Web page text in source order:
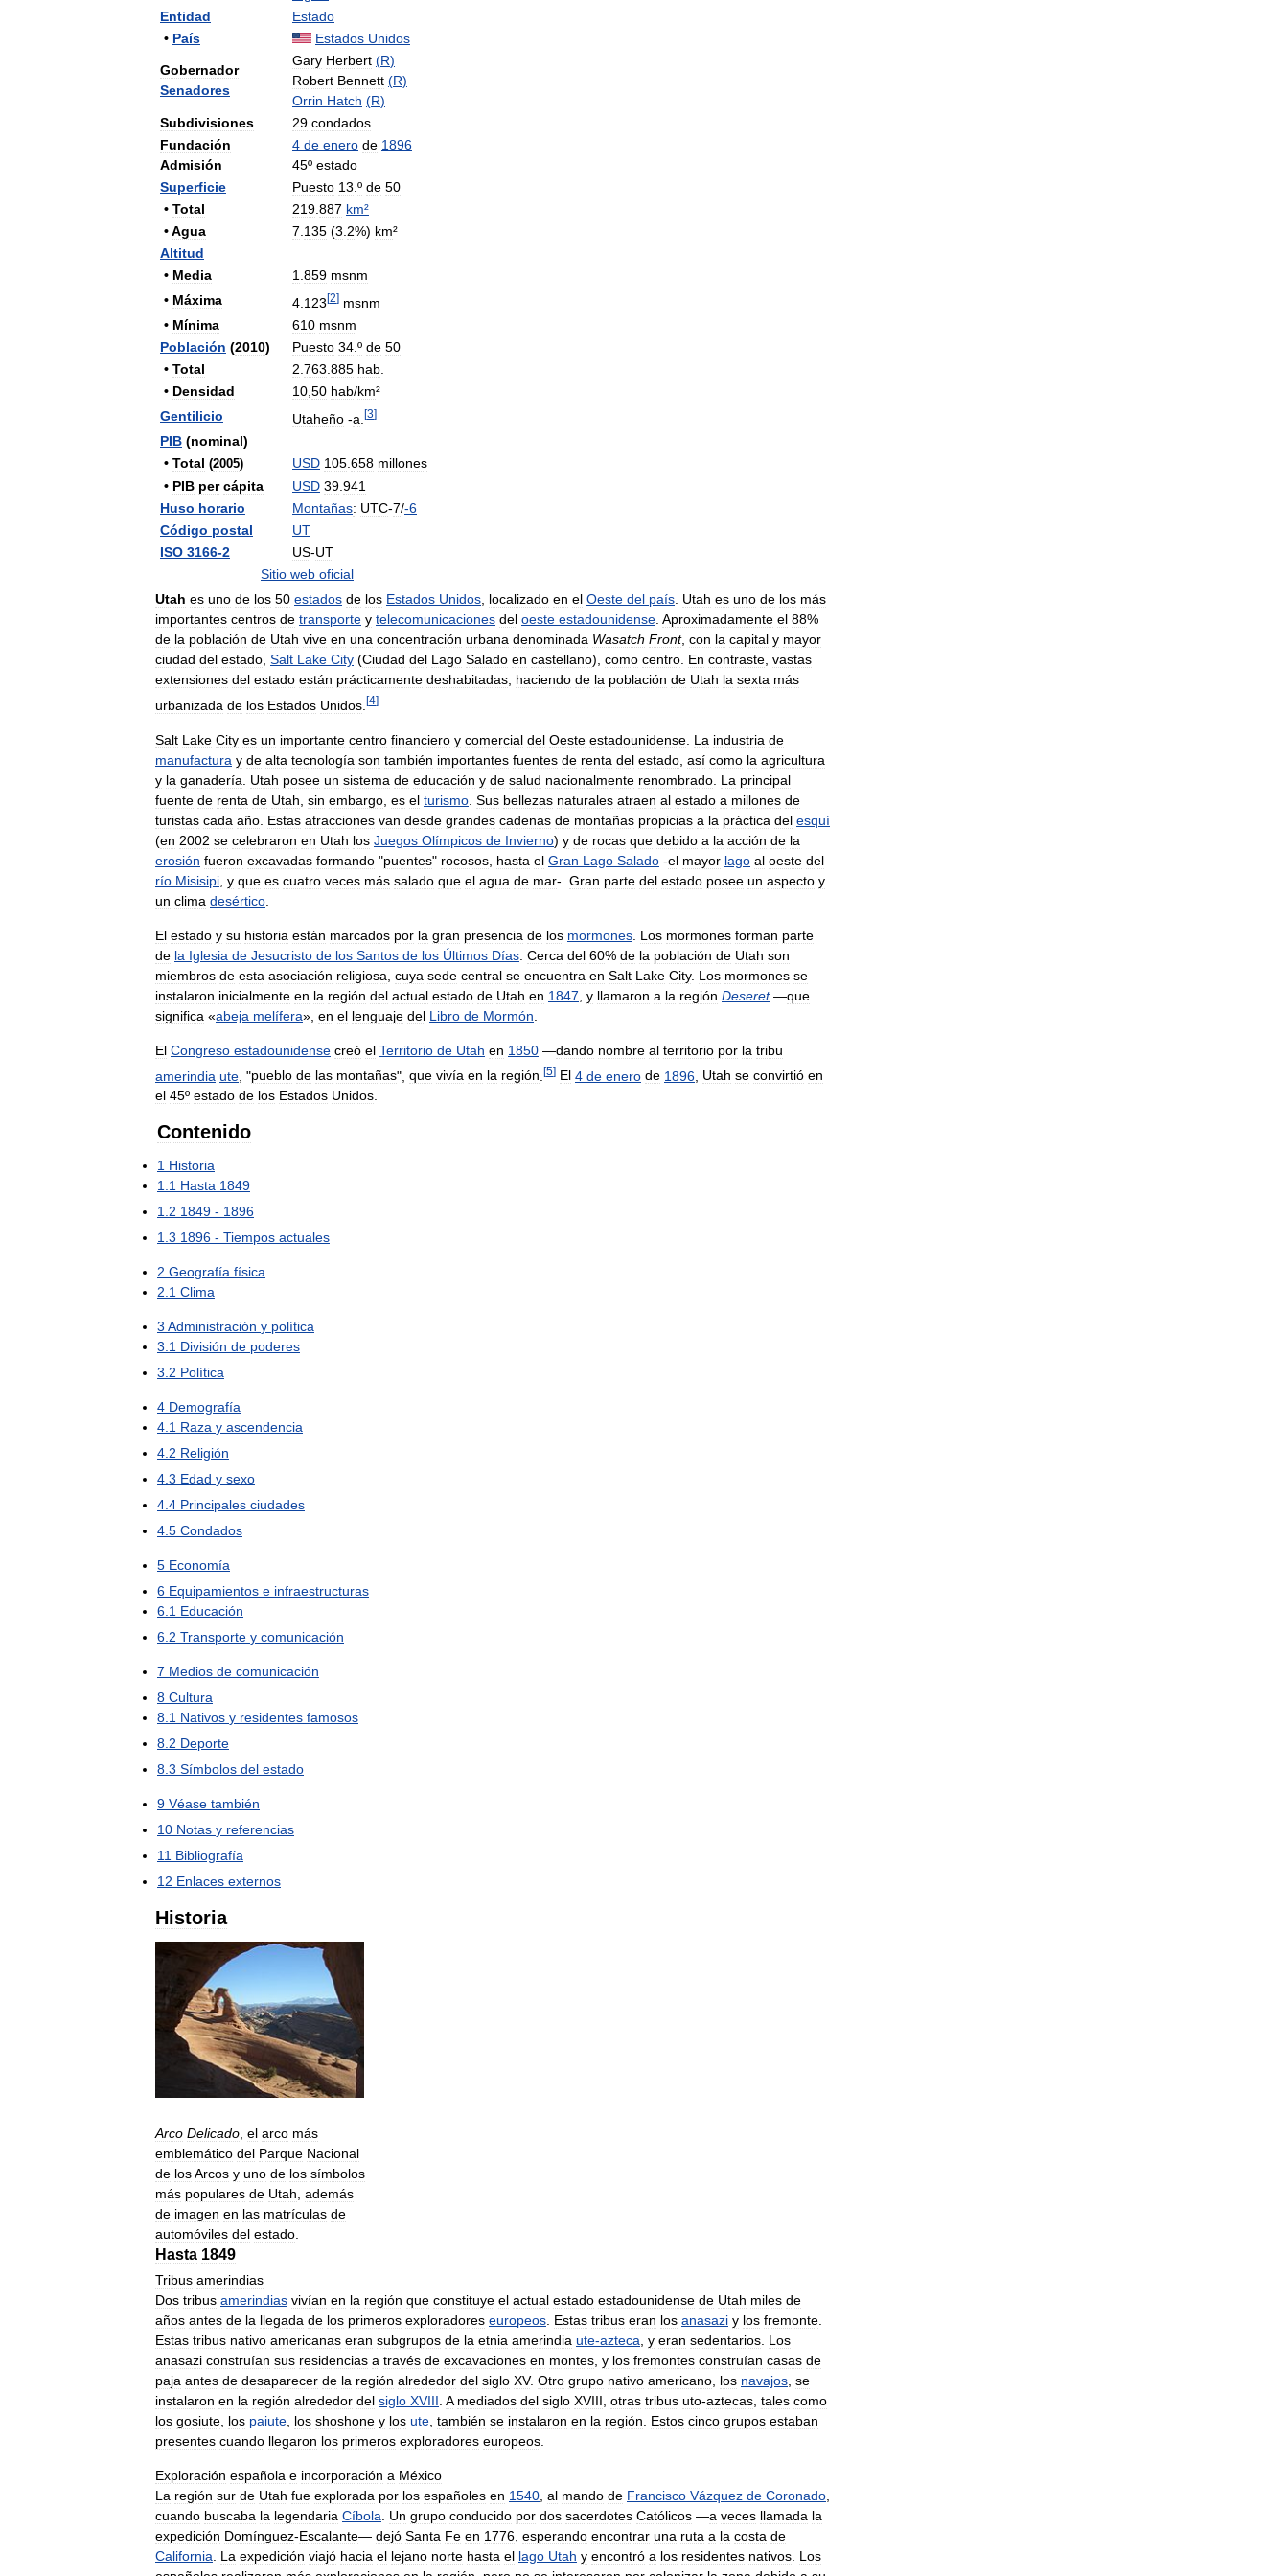
Entidad
Estado
• País Estados Unidos
Gobernador
Senadores
Gary Herbert (R)
Robert Bennett (R)
Orrin Hatch (R)
Subdivisiones
29 condados
Fundación
Admisión
4 de enero de 1896
45º estado
Superficie
Puesto 13 º de 50
• Total 219 887 km²
•Agua 7 135 (3 2%) km²
Altitud
• Media 1 859 msnm
• Máxima 4 123[2] msnm
• Mínima 610 msnm
Población (2010) Puesto 34 º de 50
• Total 2 763 885 hab
• Densidad 10 50 hab/km²
Gentilicio
Utaheño -a [3]
PIB (nominal)
• Total (2005) USD 105 658 millones
• PIB per cápita USD 39 941
Huso horario Montañas: UTC-7/-6
Código postal
UT
ISO 3166-2 US-UT
Sitio web oficial
Utah es uno de los 50 estados de los Estados Unidos localizado en el Oeste del país Utah es uno de los más
importantes centros de transporte y telecomunicaciones del oeste estadounidense Aproximadamente el 88%
de la población de Utah vive en una concentración urbana denominada Wasatch Front, con la capital y mayor
ciudad del estado Salt Lake City (Ciudad del Lago Salado en castellano), como centro En contraste vastas
extensiones del estado están prácticamente deshabitadas haciendo de la población de Utah la sexta más
urbanizada de los Estados Unidos [4]
Salt Lake City es un importante centro financiero y comercial del Oeste estadounidense La industria de
manufactura y de alta tecnología son también importantes fuentes de renta del estado así como la agricultura
y la ganadería Utah posee un sistema de educación y de salud nacionalmente renombrado La principal
fuente de renta de Utah sin embargo es el turismo Sus bellezas naturales atraen al estado a millones de
turistas cada año Estas atracciones van desde grandes cadenas de montañas propicias a la práctica del esquí
(en 2002 se celebraron en Utah los Juegos Olímpicos de Invierno) y de rocas que debido a la acción de la
erosión fueron excavadas formando "puentes" rocosos hasta el Gran Lago Salado -el mayor lago al oeste del
río Misisipi y que es cuatro veces más salado que el agua de mar-. Gran parte del estado posee un aspecto y
un clima desértico
El estado y su historia están marcados por la gran presencia de los mormones Los mormones forman parte
de la Iglesia de Jesucristo de los Santos de los Últimos Días Cerca del 60% de la población de Utah son
miembros de esta asociación religiosa cuya sede central se encuentra en Salt Lake City. Los mormones se
instalaron inicialmente en la región del actual estado de Utah en 1847 y llamaron a la región Deseret—que
significa «abeja melífera», en el lenguaje del Libro de Mormón
El Congreso estadounidense creó el Territorio de Utah en 1850 —dando nombre al territorio por la tribu
amerindia ute , "pueblo de las montañas", que vivía en la región [5] El 4 de enero de 1896 Utah se convirtió en
el 45º estado de los Estados Unidos.
Contenido
1 Historia
1.1 Hasta 1849
1.2 1849 - 1896
1.3 1896 - Tiempos actuales
2 Geografía física
2.1 Clima
3 Administración y política
3.1 División de poderes
3.2 Política
4 Demografía
4.1 Raza y ascendencia
4.2 Religión
4.3 Edad y sexo
4.4 Principales ciudades
4.5 Condados
5 Economía
6 Equipamientos e infraestructuras
6.1 Educación
6.2 Transporte y comunicación
7 Medios de comunicación
8 Cultura
8.1 Nativos y residentes famosos
8.2 Deporte
8.3 Símbolos del estado
9 Véase también
10 Notas y referencias
11 Bibliografía
12 Enlaces externos
Historia
Arco Delicado, el arco más
emblemático del Parque Nacional
de losArcos y uno de los símbolos
más populares de Utah, además
de imagen en las matrículas de
automóviles del estado.
Hasta 1849
Tribus amerindias
Dos tribus amerindias vivían en la región que constituye el actual estado estadounidense de Utah miles de
años antes de la llegada de los primeros exploradores europeos. Estas tribus eran los anasazi y los fremonte.
Estas tribus nativo americanas eran subgrupos de la etnia amerindia ute-azteca, y eran sedentarios. Los
anasazi construían sus residencias a través de excavaciones en montes, y los fremontes construían casas de
paja antes de desaparecer de la región alrededor del siglo XV. Otro grupo nativo americano, los navajos, se
instalaron en la región alrededor del siglo XVIII. A mediados del siglo XVIII, otras tribus uto-aztecas, tales como
los gosiute, los paiute, los shoshone y los ute, también se instalaron en la región. Estos cinco grupos estaban
presentes cuando llegaron los primeros exploradores europeos.
Exploración española e incorporación a México
La región sur de Utah fue explorada por los españoles en 1540, al mando de Francisco Vázquez de Coronado,
cuando buscaba la legendaria Cíbola. Un grupo conducido por dos sacerdotes Católicos —a veces llamada la
expedición Domínguez-Escalante— dejó Santa Fe en 1776, esperando encontrar una ruta a la costa de
California. La expedición viajó hacia el lejano norte hasta el lago Utah y encontró a los residentes nativos. Los